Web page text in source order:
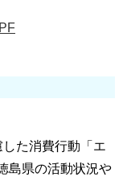
した消費行動「エ
島県の活動状況や